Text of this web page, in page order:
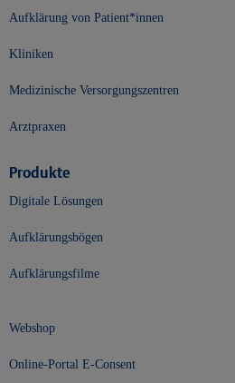
Aufklärung von Patient*innen
Kliniken
Medizinische Versorgungszentren
Arztpraxen
Produkte
Digitale Lösungen
Aufklärungsbögen
Aufklärungsfilme
Webshop
Online-Portal E-Consent